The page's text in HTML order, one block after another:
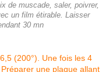
de muscade, saler, poivrer,
un film étirable. Laisser
30 mn